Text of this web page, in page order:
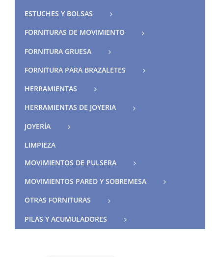
ESTUCHES Y BOLSAS
FORNITURAS DE MOVIMIENTO
FORNITURA GRUESA
FORNITURA PARA BRAZALETES
HERRAMIENTAS
HERRAMIENTAS DE JOYERIA
JOYERÍA
LIMPIEZA
MOVIMIENTOS DE PULSERA
MOVIMIENTOS PARED Y SOBREMESA
OTRAS FORNITURAS
PILAS Y ACUMULADORES